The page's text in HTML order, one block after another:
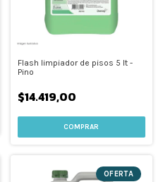
Flash limpiador de pisos 5 lt -
Pino
$14.419,00
OFERTA